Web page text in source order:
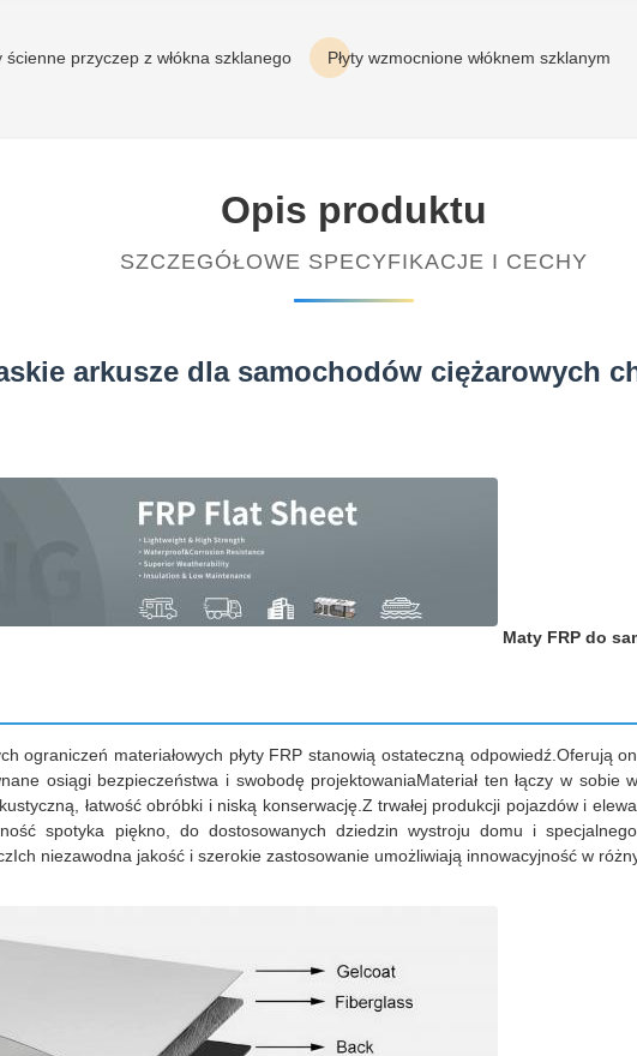
ścienne przyczep z włókna szklanego Płyty wzmocnione włóknem szklanym
Opis produktu
SZCZEGÓŁOWE SPECYFIKACJE I CECHY
arkusze dla samochodów ciężarowych
Maty FRP do
ograniczeń materiałowych płyty FRP stanowią ostateczną odpowiedź.Oferują
osiągi bezpieczeństwa i swobodę projektowaniaMateriał ten łączy w
łatwość obróbki i niską konserwację.Z trwałej produkcji pojazdów i
spotyka piękno, do dostosowanych dziedzin wystroju domu i
niezawodna jakość i szerokie zastosowanie umożliwiają innowacyjność w